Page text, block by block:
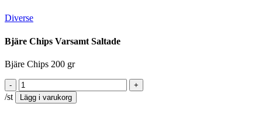
Diverse
Bjäre Chips Varsamt Saltade
Bjäre Chips 200 gr
/st Lägg i varukorg